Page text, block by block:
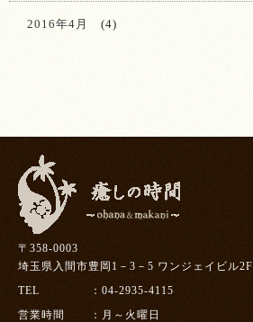
2016年4月 (4)
〒358-0003
埼玉県入間市豊岡1－3－5 ワンジェイビル2F
TEL
04-2935-4115
営業時間
月～火曜日